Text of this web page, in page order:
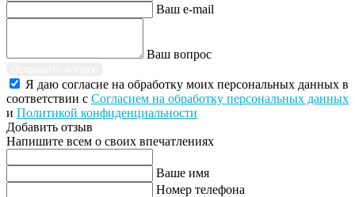
Ваш e-mail
Ваш вопрос
Я даю согласие на обработку моих персональных данных в
соответствии с Согласием на обработку персональных данных
и Политикой конфиденциальности
Добавить отзыв
Напишите всем о своих впечатлениях
Ваше имя
Номер телефона